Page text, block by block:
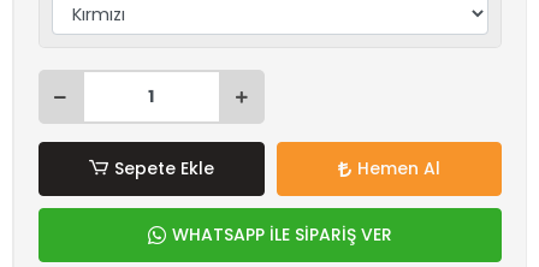
Sepete Ekle Hemen Al
WHATSAPP İLE SİPARİŞ VER